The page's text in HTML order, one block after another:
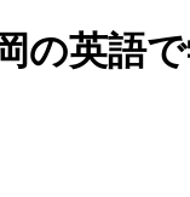
の英